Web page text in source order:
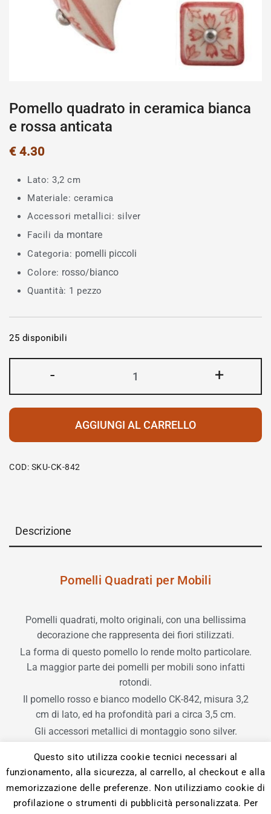
Pomello quadrato in ceramica bianca
e rossa anticata
€4.30
Lato: 3,2 cm
Materiale: ceramica
Accessori metallici: silver
Facili da montare
Categoria: pomelli piccoli
Colore: rosso/bianco
Quantità: 1 pezzo
25 disponibili
- +
AGGIUNGI AL CARRELLO
COD: SKU-CK-842
Descrizione
Pomelli Quadrati per Mobili
Pomelli quadrati, molto originali, con una bellissima
decorazione che rappresenta dei fiori stilizzati.
La forma di questo pomello lo rende molto particolare.
La maggior parte dei pomelli per mobili sono infatti
rotondi.
Il pomello rosso e bianco modello CK-842, misura 3,2
cm di lato, ed ha profondità pari a circa 3,5 cm.
Gli accessori metallici di montaggio sono silver.
Questo sito utilizza cookie tecnici necessari al
funzionamento, alla sicurezza, al carrello, al checkout e alla
memorizzazione delle preferenze. Non utilizziamo cookie di
profilazione o strumenti di pubblicità personalizzata. Per